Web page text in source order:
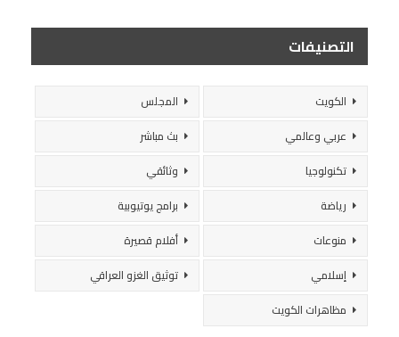
التصنيفات
الكويت
المجلس
عربي وعالمي
بث مباشر
تكنولوجيا
وثائقي
رياضة
برامج يوتيوبية
منوعات
أفلام قصيرة
إسلامي
توثيق الغزو العراقي
مظاهرات الكويت